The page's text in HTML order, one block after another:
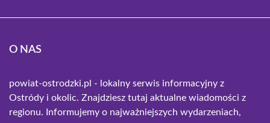
O NAS
powiat-ostrodzki.pl - lokalny serwis informacyjny z
Ostródy i okolic. Znajdziesz tutaj aktualne wiadomości z
regionu. Informujemy o najważniejszych wydarzeniach,